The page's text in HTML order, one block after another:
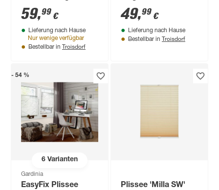
150 cm
59,99 €
Lieferung nach Hause
Nur wenige verfügbar
Bestellbar in Troisdorf
49,99 €
Lieferung nach Hause
Bestellbar in Troisdorf
6Varianten
- 54 %
Gardinia
EasyFix Plissee
Plissee 'Milla SW'